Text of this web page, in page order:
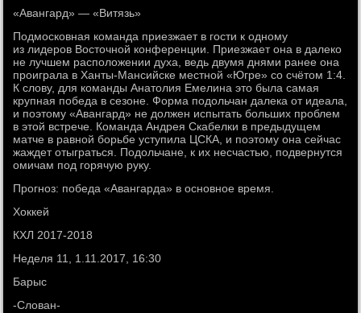
«Авангард» — «Витязь»
Подмосковная команда приезжает в гости к одному
из лидеров Восточной конференции. Приезжает она в далеко
не лучшем расположении духа, ведь двумя днями ранее она
проиграла в Ханты-Мансийске местной «Югре» со счётом 1:4.
К слову, для команды Анатолия Емелина это была самая
крупная победа в сезоне. Форма подольчан далека от идеала,
и поэтому «Авангард» не должен испытать больших проблем
в этой встрече. Команда Андрея Скабелки в предыдущем
матче в равной борьбе уступила ЦСКА, и поэтому она сейчас
жаждет отыграться. Подольчане, к их несчастью, подвернутся
омичам под горячую руку.
Прогноз: победа «Авангарда» в основное время.
Хоккей
КХЛ 2017-2018
Неделя 11, 1.11.2017, 16:30
Барыс
-Слован-